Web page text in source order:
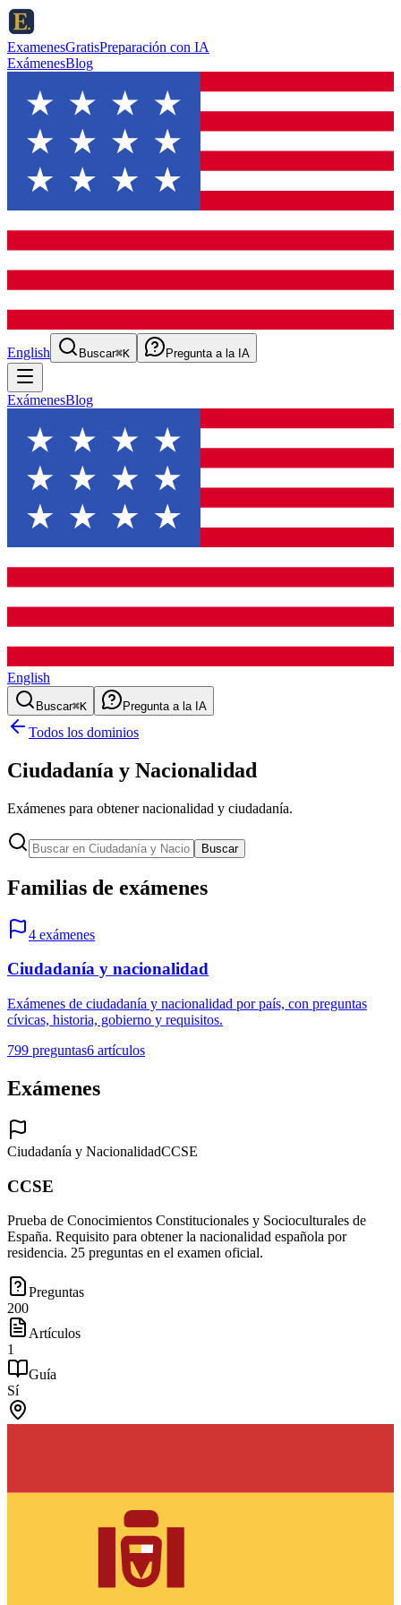
ExamenesGratisPreparación con IA
ExámenesBlog
English Buscar⌘K Pregunta a la IA
ExámenesBlog
English
Buscar⌘K Pregunta a la IA
Todos los dominios
Ciudadanía y Nacionalidad
Exámenes para obtener nacionalidad y ciudadanía.
Buscar
Familias de exámenes
4 exámenes
Ciudadanía y nacionalidad
Exámenes de ciudadanía y nacionalidad por país, con preguntas
cívicas, historia, gobierno y requisitos.
799 preguntas6 artículos
Exámenes
Ciudadanía y NacionalidadCCSE
CCSE
Prueba de Conocimientos Constitucionales y Socioculturales de
España. Requisito para obtener la nacionalidad española por
residencia. 25 preguntas en el examen oficial.
Preguntas
200
Artículos
1
Guía
Sí